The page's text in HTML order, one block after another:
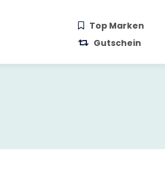
Top Marken
Gutschein